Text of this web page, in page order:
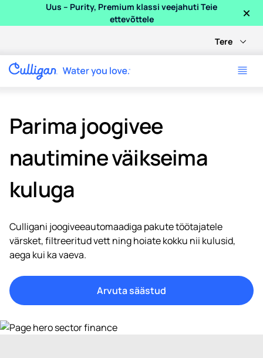
Uus – Purity, Premium klassi veejahuti Teie
ettevõttele
×
Tere
Parima joogivee
nautimine väikseima
kuluga
Culligani joogiveeautomaadiga pakute töötajatele
värsket, filtreeritud vett ning hoiate kokku nii kulusid,
aega kui ka vaeva.
Arvuta säästud